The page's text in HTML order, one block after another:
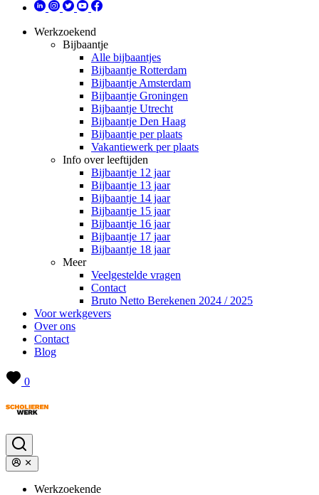
Werkzoekend
Bijbaantje
Alle bijbaantjes
Bijbaantje Rotterdam
Bijbaantje Amsterdam
Bijbaantje Groningen
Bijbaantje Utrecht
Bijbaantje Den Haag
Bijbaantje per plaats
Vakantiewerk per plaats
Info over leeftijden
Bijbaantje 12 jaar
Bijbaantje 13 jaar
Bijbaantje 14 jaar
Bijbaantje 15 jaar
Bijbaantje 16 jaar
Bijbaantje 17 jaar
Bijbaantje 18 jaar
Meer
Veelgestelde vragen
Contact
Bruto Netto Berekenen 2024 / 2025
Voor werkgevers
Over ons
Contact
Blog
0
Werkzoekende